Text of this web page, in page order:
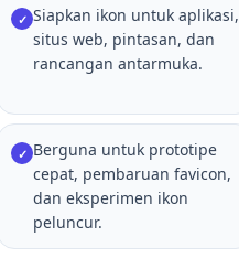
✓ Siapkan ikon untuk aplikasi,
situs web, pintasan, dan
rancangan antarmuka.
✓ Berguna untuk prototipe
cepat, pembaruan favicon,
dan eksperimen ikon
peluncur.